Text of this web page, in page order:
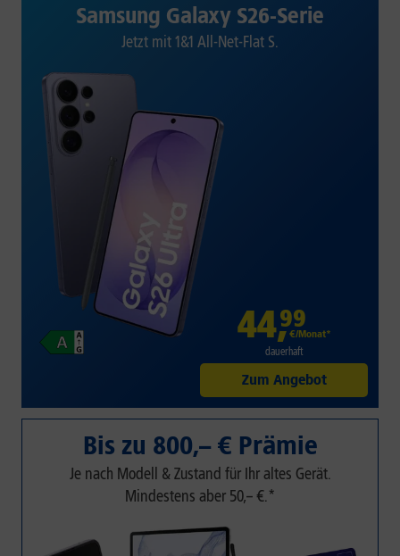
Samsung Galaxy S26-Serie
Jetzt mit 1&1 All-Net-Flat S.
44,99
€/Monat*
dauerhaft
Zum Angebot
Bis zu 800,– € Prämie
Je nach Modell & Zustand für Ihr altes Gerät.
Mindestens aber 50,– €.*